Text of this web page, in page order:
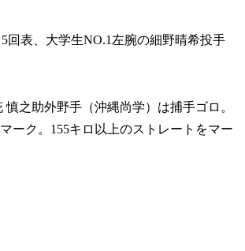
回表、大学生NO.1左腕の細野晴希投手
之助外野手（沖縄尚学）は捕手ゴロ。
ーク。155キロ以上のストレートをマー